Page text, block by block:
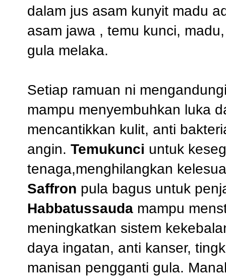
dalam jus asam kunyit madu
asam jawa , temu kunci,
gula melaka.
Setiap ramuan ni
mampu menyembuhkan luka
mencantikkan kulit, anti
angin. Temukunci untuk
tenaga,menghilangkan
Saffron pula bagus untuk
Habbatussauda mampu
meningkatkan sistem
daya ingatan, anti kanser,
manisan pengganti gula.